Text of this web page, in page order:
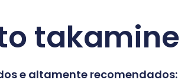
takamine
e altamente recomendados: